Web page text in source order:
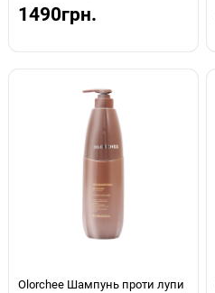
1490грн.
Olorchee Шампунь проти лупи